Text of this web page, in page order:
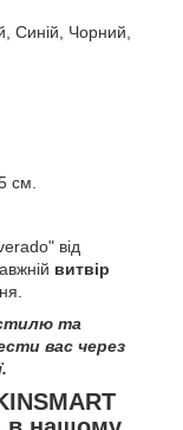
Синій, Чорний,
см.
від
витвір
та
вас через